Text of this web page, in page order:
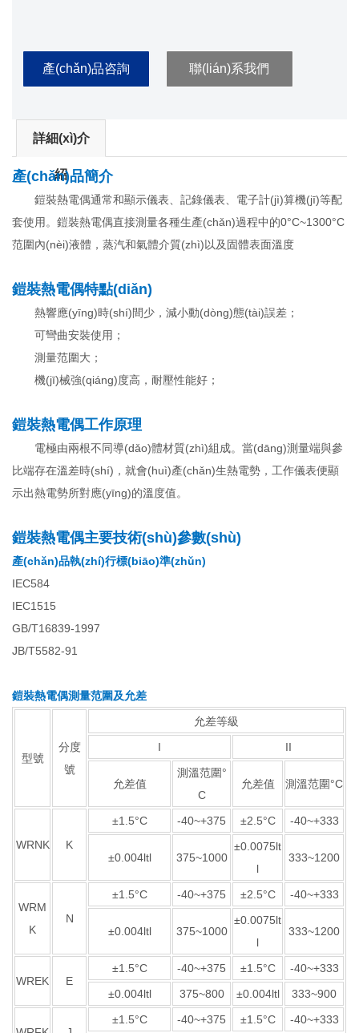
產(chǎn)品咨詢 聯(lián)系我們
詳細(xì)介
紹
產(chǎn)品簡介
鎧裝熱電偶通常和顯示儀表、記錄儀表、電子計(jì)算機(jī)等配
套使用。鎧裝熱電偶直接測量各種生產(chǎn)過程中的0°C~1300°C
范圍內(nèi)液體，蒸汽和氣體介質(zhì)以及固體表面溫度
鎧裝熱電偶特點(diǎn)
熱響應(yīng)時(shí)間少，減小動(dòng)態(tài)誤差；
可彎曲安裝使用；
測量范圍大；
機(jī)械強(qiáng)度高，耐壓性能好；
鎧裝熱電偶工作原理
電極由兩根不同導(dǎo)體材質(zhì)組成。當(dāng)測量端與參
比端存在溫差時(shí)，就會(huì)產(chǎn)生熱電勢，工作儀表便顯
示出熱電勢所對應(yīng)的溫度值。
鎧裝熱電偶主要技術(shù)參數(shù)
產(chǎn)品執(zhí)行標(biāo)準(zhǔn)
IEC584
IEC1515
GB/T16839-1997
JB/T5582-91
鎧裝熱電偶測量范圍及允差
型號
分度
號
允差等級
I
II
允差值
測溫范圍°
C
允差值 測溫范圍°C
WRNK K
±1.5°C -40~+375 ±2.5°C -40~+333
±0.004ltl 375~1000
±0.0075lt
l
333~1200
WRM
K
N
±1.5°C -40~+375 ±2.5°C -40~+333
±0.004ltl 375~1000
±0.0075lt
l
333~1200
WREK E
±1.5°C -40~+375 ±1.5°C
-40~+333
±0.004ltl
375~800 ±0.004ltl 333~900
±1.5°C -40~+375 ±1.5°C -40~+333